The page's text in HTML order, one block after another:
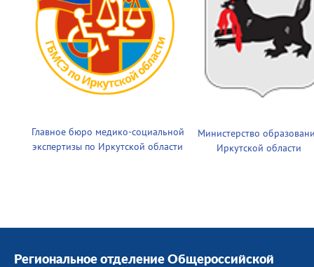
Главное бюро медико-социальной
экспертизы по Иркутской области
Министерство
Иркутской области
Региональное отделение Общероссийской